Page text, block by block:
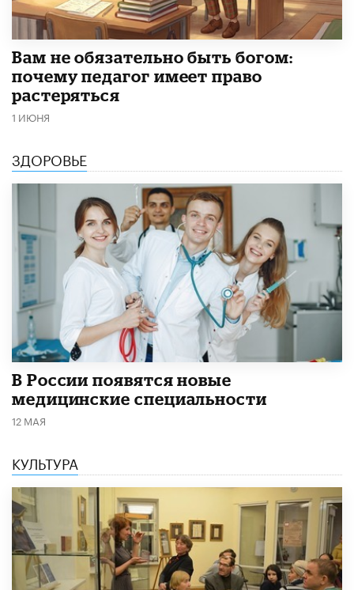
​Вам не обязательно быть богом:
почему педагог имеет право
растеряться
1 ИЮНЯ
ЗДОРОВЬЕ
В России появятся новые
медицинские специальности
12 МАЯ
КУЛЬТУРА